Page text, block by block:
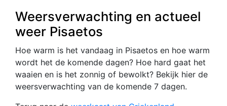
Weersverwachting en actueel
weer Pisaetos
Hoe warm is het vandaag in Pisaetos en hoe warm
wordt het de komende dagen? Hoe hard gaat het
waaien en is het zonnig of bewolkt? Bekijk hier de
weersverwachting van de komende 7 dagen.